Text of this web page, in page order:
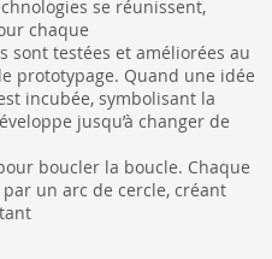
se réunissent,
chaque
sont testées et améliorées au
prototypage. Quand une idée
incubée, symbolisant la
jusqu’à changer de
boucler la boucle. Chaque
un arc de cercle, créant